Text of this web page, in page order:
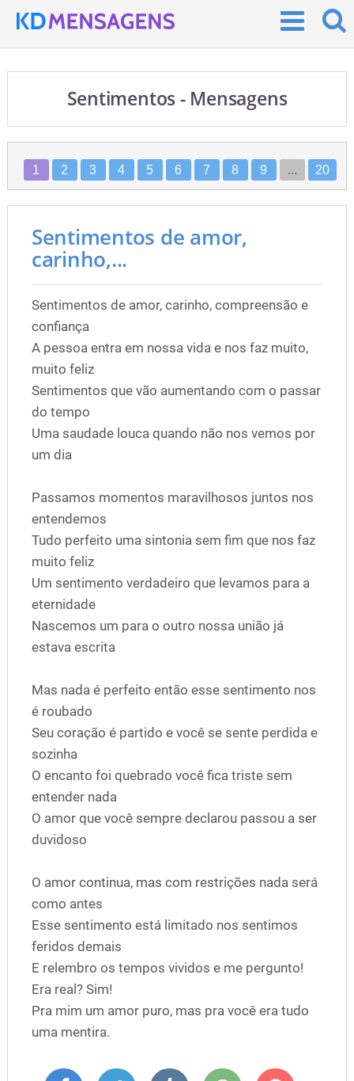
Sentimentos - Mensagens
1 2 3 4 5 6 7 8 9 ... 20
Sentimentos de amor,
carinho,...
Sentimentos de amor, carinho, compreensão e
confiança
A pessoa entra em nossa vida e nos faz muito,
muito feliz
Sentimentos que vão aumentando com o passar
do tempo
Uma saudade louca quando não nos vemos por
um dia
Passamos momentos maravilhosos juntos nos
entendemos
Tudo perfeito uma sintonia sem fim que nos faz
muito feliz
Um sentimento verdadeiro que levamos para a
eternidade
Nascemos um para o outro nossa união já
estava escrita
Mas nada é perfeito então esse sentimento nos
é roubado
Seu coração é partido e você se sente perdida e
sozinha
O encanto foi quebrado você fica triste sem
entender nada
O amor que você sempre declarou passou a ser
duvidoso
O amor continua, mas com restrições nada será
como antes
Esse sentimento está limitado nos sentimos
feridos demais
E relembro os tempos vividos e me pergunto!
Era real? Sim!
Pra mim um amor puro, mas pra você era tudo
uma mentira.